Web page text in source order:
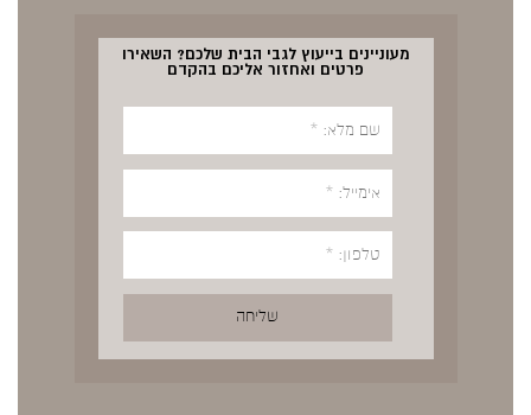
מעוניינים בייעוץ לגבי הבית שלכם? השאירו
פרטים ואחזור אליכם בהקדם